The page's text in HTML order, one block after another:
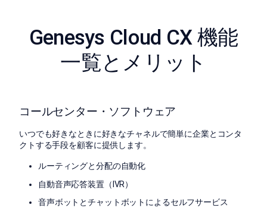
Genesys Cloud CX 機能
一覧とメリット
コールセンター・ソフトウェア
いつでも好きなときに好きなチャネルで簡単に企業とコンタ
クトする手段を顧客に提供します。
ルーティングと分配の自動化
自動音声応答装置（IVR）
音声ボットとチャットボットによるセルフサービス